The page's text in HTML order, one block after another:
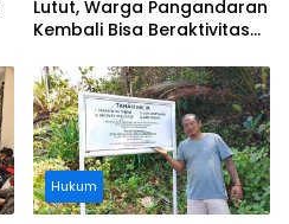
Lutut, Warga Pangandaran
Kembali Bisa Beraktivitas
Ditanggung BPJS
Hukum